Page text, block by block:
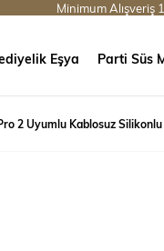
Minimum Alışveriş
Eşya Parti Süs
2 Uyumlu Kablosuz Silikonlu